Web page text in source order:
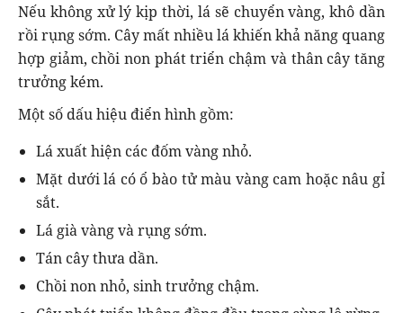
Nếu không xử lý kịp thời, lá sẽ chuyển vàng, khô dần
rồi rụng sớm. Cây mất nhiều lá khiến khả năng quang
hợp giảm, chồi non phát triển chậm và thân cây tăng
trưởng kém.
Một số dấu hiệu điển hình gồm:
Lá xuất hiện các đốm vàng nhỏ.
Mặt dưới lá có ổ bào tử màu vàng cam hoặc nâu gỉ
sắt.
Lá già vàng và rụng sớm.
Tán cây thưa dần.
Chồi non nhỏ, sinh trưởng chậm.